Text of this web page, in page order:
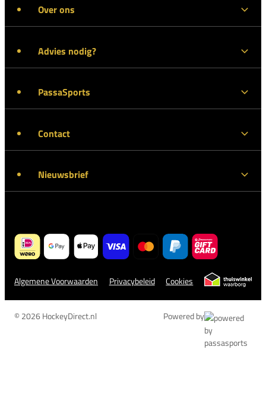
Over ons
Advies nodig?
PassaSports
Contact
Nieuwsbrief
Algemene Voorwaarden Privacybeleid Cookies
© 2026 HockeyDirect.nl Powered by